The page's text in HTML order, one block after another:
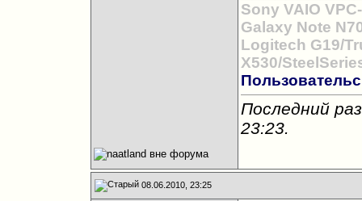
Sony VAIO
Galaxy Note
Logitech G19/
X530/
Последний
23:23.
08.06.2010, 23:25